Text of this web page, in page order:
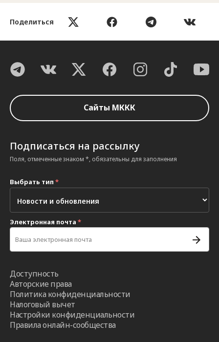
Поделиться
Сайты МККК
Подписаться на рассылку
Поля, отмеченные знаком *, обязательны для заполнения
Выбрать тип *
Электронная почта *
Доступность
Авторские права
Политика конфиденциальности
Налоговый вычет
Настройки конфиденциальности
Правила онлайн-сообщества